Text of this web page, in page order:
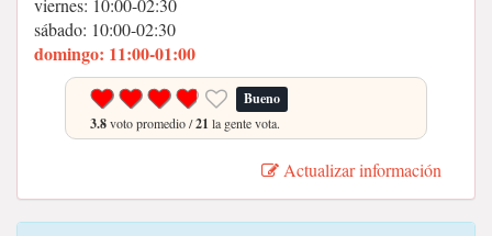
viernes: 10:00-02:30
sábado: 10:00-02:30
domingo: 11:00-01:00
Bueno
3.8voto promedio /21 la gente vota.
Actualizar información